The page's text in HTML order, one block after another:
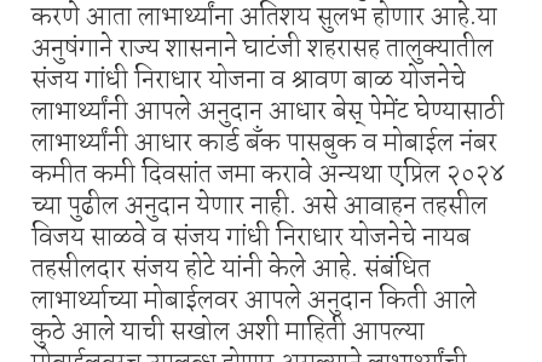
करणे आता लाभार्थ्यांना अतिशय सुलभ होणार आहे.या
अनुषंगाने राज्य शासनाने घाटंजी शहरासह तालुक्यातील
संजय गांधी निराधार योजना व श्रावण बाळ योजनेचे
लाभार्थ्यांनी आपले अनुदान आधार बेस् पेमेंट घेण्यासाठी
लाभार्थ्यांनी आधार कार्ड बँक पासबुक व मोबाईल नंबर
कमीत कमी दिवसांत जमा करावे अन्यथा एप्रिल २०२४
च्या पुढील अनुदान येणार नाही. असे आवाहन तहसील
विजय साळवे व संजय गांधी निराधार योजनेचे नायब
तहसीलदार संजय होटे यांनी केले आहे. संबंधित
लाभार्थ्याच्या मोबाईलवर आपले अनुदान किती आले
कुठे आले याची सखोल अशी माहिती आपल्या